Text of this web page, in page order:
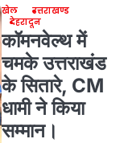
खेल
उत्तराखण्ड
देहरादून
कॉमनवेल्थ में
चमके उत्तराखंड
के सितारे, CM
धामी ने किया
सम्मान।